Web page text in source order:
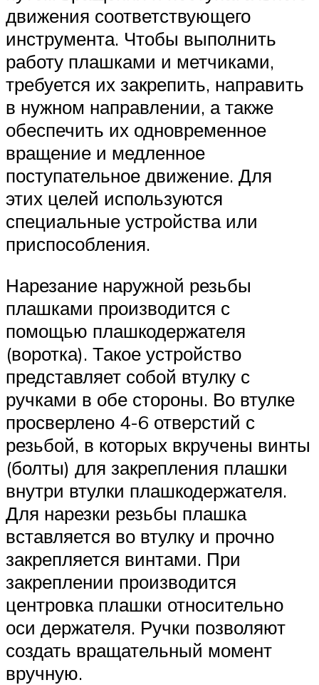
движения соответствующего
инструмента. Чтобы выполнить
работу плашками и метчиками,
требуется их закрепить, направить
в нужном направлении, а также
обеспечить их одновременное
вращение и медленное
поступательное движение. Для
этих целей используются
специальные устройства или
приспособления.
Нарезание наружной резьбы
плашками производится с
помощью плашкодержателя
(воротка). Такое устройство
представляет собой втулку с
ручками в обе стороны. Во втулке
просверлено 4-6 отверстий с
резьбой, в которых вкручены винты
(болты) для закрепления плашки
внутри втулки плашкодержателя.
Для нарезки резьбы плашка
вставляется во втулку и прочно
закрепляется винтами. При
закреплении производится
центровка плашки относительно
оси держателя. Ручки позволяют
создать вращательный момент
вручную.